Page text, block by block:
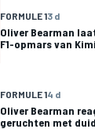
FORMULE 13 d
Oliver Bearman
F1-opmars van
FORMULE 14 d
Oliver Bearman
geruchten met